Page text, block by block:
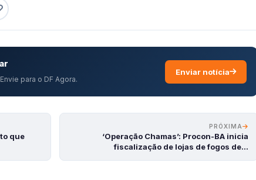
para o DF Agora.
Enviar notícia
que
PRÓXIMA
‘Operação Chamas’: Procon-BA inicia
fiscalização de lojas de fogos de…